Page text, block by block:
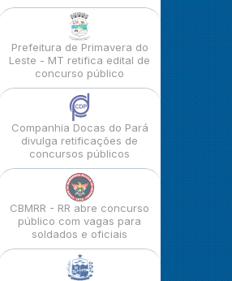
Prefeitura de Primavera do
Leste - MT retifica edital de
concurso público
Companhia Docas do Pará
divulga retificações de
concursos públicos
CBMRR - RR abre concurso
público com vagas para
soldados e oficiais